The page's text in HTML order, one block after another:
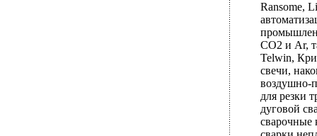
Ransome,
СО2 и Ar,
Telwin,
свечи,
воздушно-
для резки
дуговой
сварочные